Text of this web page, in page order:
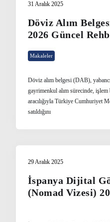
31 Aralık 2025
Döviz Alım
2026 Güncel
Makaleler
Döviz alım belgesi (DAB),
gayrimenkul alım sürecinde,
aracılığıyla Türkiye Cumhuriyet
satıldığını
29 Aralık 2025
İspanya Dijital
(Nomad Vizesi)